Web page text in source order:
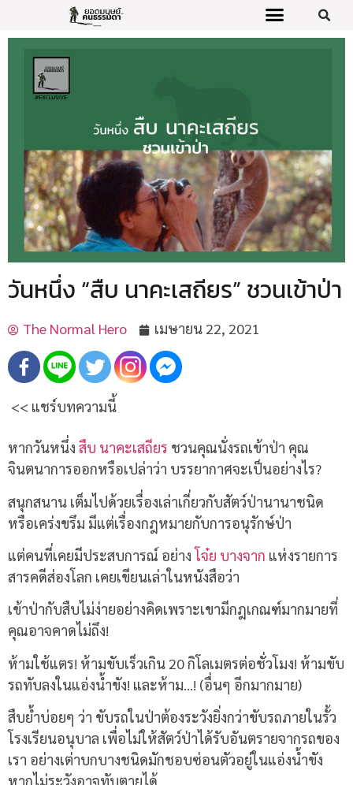
วันหนึ่ง “สืบ นาคะเสถียร” ชวนเข้าป่า
The Normal Hero เมษายน 22, 2021
<< แชร์บทความนี้
หากวันหนึ่ง สืบ นาคะเสถียร ชวนคุณนั่งรถเข้าป่า คุณ
จินตนาการออกหรือเปล่าว่า บรรยากาศจะเป็นอย่างไร?
สนุกสนาน เต็มไปด้วยเรื่องเล่าเกี่ยวกับสัตว์ป่านานาชนิด
หรือเคร่งขรึม มีแต่เรื่องกฎหมายกับการอนุรักษ์ป่า
แต่คนที่เคยมีประสบการณ์ อย่าง โจ๋ย บางจาก แห่งรายการ
สารคดีส่องโลก เคยเขียนเล่าในหนังสือว่า
เข้าป่ากับสืบไม่ง่ายอย่างคิดเพราะเขามีกฎเกณฑ์มากมายที่
คุณอาจคาดไม่ถึง!
ห้ามใช้แตร! ห้ามขับเร็วเกิน 20 กิโลเมตรต่อชั่วโมง! ห้ามขับ
รถทับลงในแอ่งน้ำขัง! และห้าม…! (อื่นๆ อีกมากมาย)
สืบย้ำบ่อยๆ ว่า ขับรถในป่าต้องระวังยิ่งกว่าขับรถภายในรั้ว
โรงเรียนอนุบาล เพื่อไม่ให้สัตว์ป่าได้รับอันตรายจากรถของ
เรา อย่างเต่าบกบางชนิดมักชอบซ่อนตัวอยู่ในแอ่งน้ำขัง
หากไม่ระวังอาจทับตายได้